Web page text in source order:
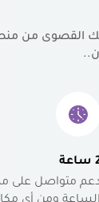
القصوى من
دعم متواصل على